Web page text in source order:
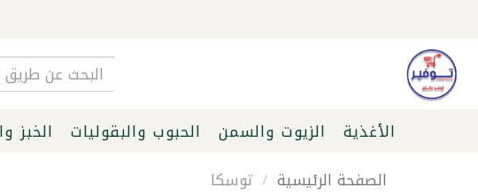
الأغذية الزيوت والسمن الحبوب والبقوليات الخبز
الصفحة الرئيسية
توسكا